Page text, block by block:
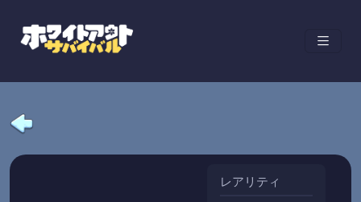
レアリティ